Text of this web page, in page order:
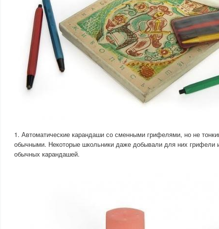
1. Автоматические карандаши со сменными грифелями, но не
обычными. Некоторые школьники даже добывали для них грифели
обычных карандашей.